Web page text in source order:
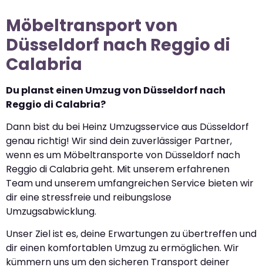
Möbeltransport von
Düsseldorf nach Reggio di
Calabria
Du planst einen Umzug von Düsseldorf nach
Reggio di Calabria?
Dann bist du bei Heinz Umzugsservice aus Düsseldorf
genau richtig! Wir sind dein zuverlässiger Partner,
wenn es um Möbeltransporte von Düsseldorf nach
Reggio di Calabria geht. Mit unserem erfahrenen
Team und unserem umfangreichen Service bieten wir
dir eine stressfreie und reibungslose
Umzugsabwicklung.
Unser Ziel ist es, deine Erwartungen zu übertreffen und
dir einen komfortablen Umzug zu ermöglichen. Wir
kümmern uns um den sicheren Transport deiner